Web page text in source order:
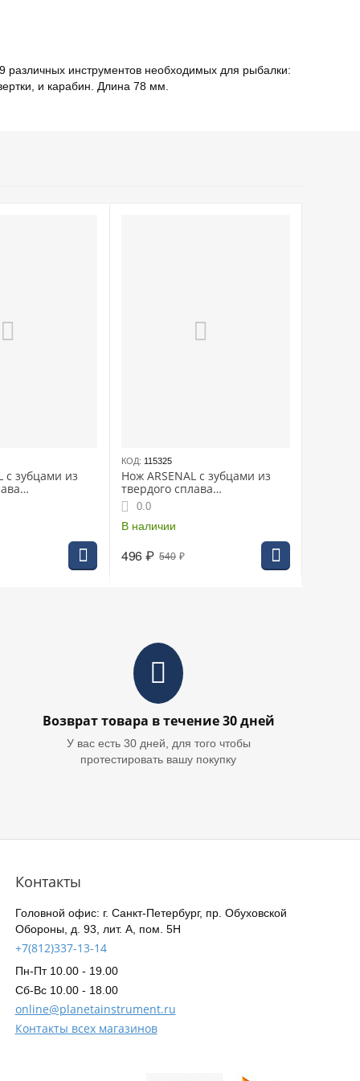
различных инструментов необходимых для рыбалки:
и карабин. Длина 78 мм.
с зубцами из
КОД: 115325
Нож ARSENAL с зубцами из
твердого сплава
40/255/25,4/1,4мм, -система
против наматывания
растений
0.0
В наличии
540 ₽
496₽
Возврат товара в течение 30 дней
У вас есть 30 дней, для того чтобы
протестировать вашу покупку
Контакты
Головной офис: г. Санкт-Петербург, пр. Обуховской
Обороны, д. 93, лит. А, пом. 5Н
+7(812)337-13-14
Пн-Пт 10.00 - 19.00
Сб-Вс 10.00 - 18.00
online@planetainstrument.ru
Контакты всех магазинов